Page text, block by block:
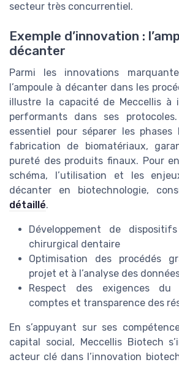
secteur très concurrentiel.
Exemple d’innovation :
décanter
Parmi les innovations
l’ampoule à décanter dans les
illustre la capacité de Meccellis à
performants dans ses
essentiel pour séparer les
fabrication de biomatériaux,
pureté des produits finaux. Pour
schéma, l’utilisation et les
décanter en biotechnologie,
détaillé.
Développement de
chirurgical dentaire
Optimisation des procédés
projet et à l’analyse des
Respect des exigences du
comptes et transparence des
En s’appuyant sur ses
capital social, Meccellis Biotech
acteur clé dans l’innovation